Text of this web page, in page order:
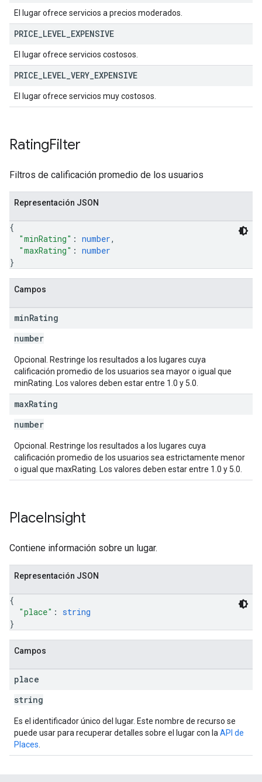
El lugar ofrece servicios a precios moderados.
PRICE LEVEL EXPENSIVE
El lugar ofrece servicios costosos.
PRICE LEVEL VERY EXPENSIVE
El lugar ofrece servicios muy costosos.
RatingFilter
Filtros de calificación promedio de los usuarios
Representación JSON
{
"minRating" : number,
"maxRating" : number
}
Campos
minRating
number
Opcional. Restringe los resultados a los lugares cuya
calificación promedio de los usuarios sea mayor o igual que
minRating. Los valores deben estar entre 1.0 y 5.0.
maxRating
number
Opcional. Restringe los resultados a los lugares cuya
calificación promedio de los usuarios sea estrictamente menor
o igual que maxRating. Los valores deben estar entre 1.0 y 5.0.
PlaceInsight
Contiene información sobre un lugar.
Representación JSON
{
"place" : string
}
Campos
place
string
Es el identificador único del lugar. Este nombre de recurso se
puede usar para recuperar detalles sobre el lugar con la API de
Places